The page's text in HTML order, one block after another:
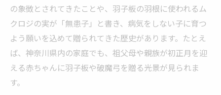
の象徴とされてきたことや、羽子板の羽根に使われるム
クロジの実が「無患子」と書き、病気をしない子に育つ
よう願いを込めて贈られてきた歴史があります。たとえ
ば、神奈川県内の家庭でも、祖父母や親族が初正月を迎
える赤ちゃんに羽子板や破魔弓を贈る光景が見られま
す。